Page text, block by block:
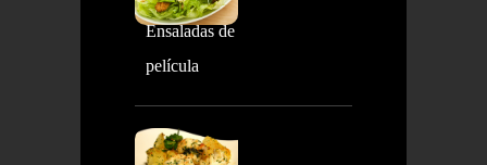
Ensaladas de
película